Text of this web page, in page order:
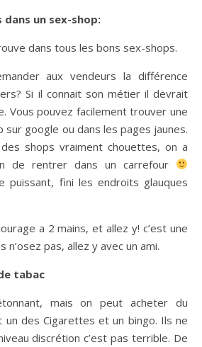
un sex-shop:
dans tous les bons sex-shops.
aux vendeurs la différence
Si il connait son métier il devrait
Vous pouvez facilement trouver une
google ou dans les pages jaunes.
des shops vraiment chouettes, on a
de rentrer dans un carrefour
puissant, fini les endroits glauques
a 2 mains, et allez y! c’est une
pas, allez y avec un ami.
tabac
mais on peut acheter du
un des Cigarettes et un bingo. Ils ne
discrétion c’est pas terrible. De